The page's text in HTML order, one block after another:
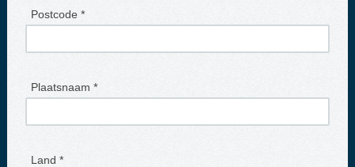
Postcode *
Plaatsnaam *
Land *